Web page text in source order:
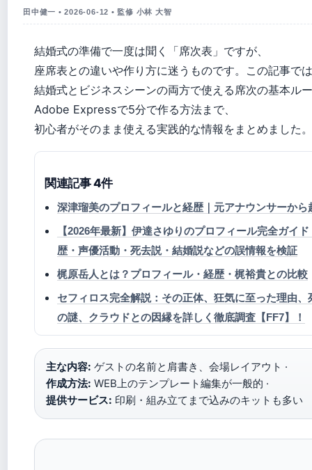
田中健一 • 2026-06-12 • 監修 小林 大智
結婚式の準備で一度は聞く「席次表」ですが、
座席表との違いや作り方に迷うものです。この記事で
結婚式とビジネスシーンの両方で使える席次の基本ル
Adobe Expressで5分で作る方法まで、
初心者がそのまま使える実践的な情報をまとめました。
関連記事 4件
深津瑠美のプロフィールと経歴｜元アナウンサーから
【2026年最新】伊達さゆりのプロフィール完全ガイド
歴・声優活動・死去説・結婚説などの誤情報を検証
梶原岳人とは？プロフィール・経歴・梶裕貴との比較
セフィロス完全解説：その正体、狂気に至った理由、
の謎、クラウドとの因縁を詳しく徹底調査【FF7】！
主な内容: ゲストの名前と肩書き、会場レイアウト ·
作成方法: WEB上のテンプレート編集が一般的 ·
提供サービス: 印刷・組み立てまで込みのキットも多い